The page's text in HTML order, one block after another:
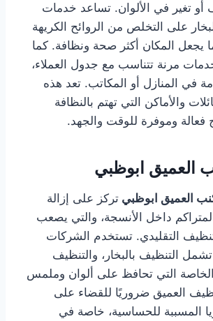
أو تغير في الألوان. تساعد خدمات
على التخلص من الروائح الكريهة
يجعل المكان أكثر صحة ونظافة. كما
مرنة تتناسب مع جدول العملاء،
في المنازل أو المكاتب. تعد هذه
والأماكن التي تهتم بالنظافة
فعالة وموفرة للوقت والجهد.
العميق ابوظبي
العميق ابوظبي تركز على إزالة
المتراكم داخل الأنسجة، والتي يصعب
التقليدي. تستخدم الشركات
تشمل التنظيف بالبخار، والتنظيف
الخاصة التي تحافظ على ألوان وملمس
العميق ضروريًا للقضاء على
المسببة للحساسية، خاصة في